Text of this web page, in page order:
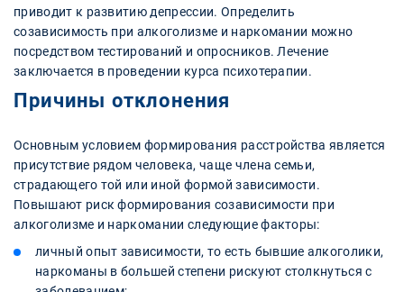
приводит к развитию депрессии. Определить
созависимость при алкоголизме и наркомании можно
посредством тестирований и опросников. Лечение
заключается в проведении курса психотерапии.
Причины отклонения
Основным условием формирования расстройства является
присутствие рядом человека, чаще члена семьи,
страдающего той или иной формой зависимости.
Повышают риск формирования созависимости при
алкоголизме и наркомании следующие факторы:
личный опыт зависимости, то есть бывшие алкоголики,
наркоманы в большей степени рискуют столкнуться с